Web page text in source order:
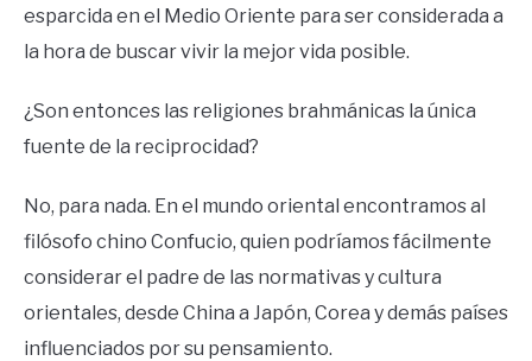
esparcida en el Medio Oriente para ser considerada a
la hora de buscar vivir la mejor vida posible.
¿Son entonces las religiones brahmánicas la única
fuente de la reciprocidad?
No, para nada. En el mundo oriental encontramos al
filósofo chino Confucio, quien podríamos fácilmente
considerar el padre de las normativas y cultura
orientales, desde China a Japón, Corea y demás países
influenciados por su pensamiento.